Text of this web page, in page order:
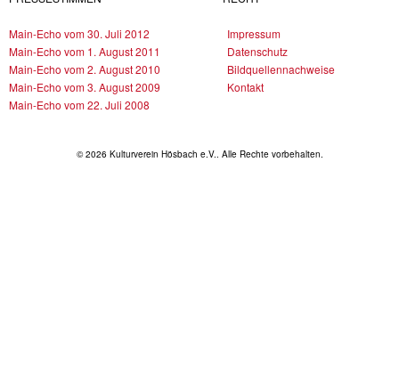
Main-Echo vom 30. Juli 2012
Main-Echo vom 1. August 2011
Main-Echo vom 2. August 2010
Main-Echo vom 3. August 2009
Main-Echo vom 22. Juli 2008
Impressum
Datenschutz
Bildquellennachweise
Kontakt
© 2026 Kulturverein Hösbach e.V.. Alle Rechte vorbehalten.